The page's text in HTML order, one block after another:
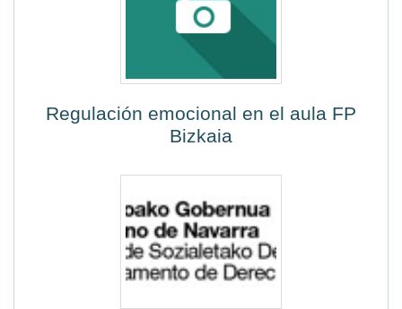
Regulación emocional en el aula FP
Bizkaia